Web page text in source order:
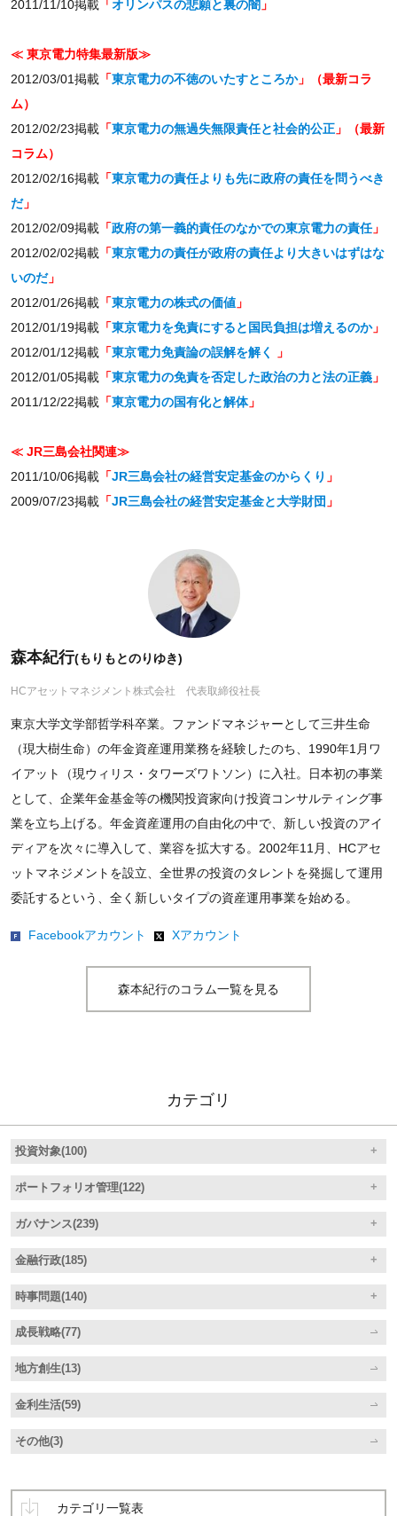
2011/11/10掲載「 オリンパスの悲願と裏の闇 」
≪ 東京電力特集最新版≫
2012/03/01掲載「東京電力の不徳のいたすところか」（最新コラ
ム）
2012/02/23掲載「東京電力の無過失無限責任と社会的公正」（最新
コラム）
2012/02/16掲載「東京電力の責任よりも先に政府の責任を問うべき
だ」
2012/02/09掲載「政府の第一義的責任のなかでの東京電力の責任」
2012/02/02掲載「東京電力の責任が政府の責任より大きいはずはな
いのだ」
2012/01/26掲載「東京電力の株式の価値」
2012/01/19掲載「東京電力を免責にすると国民負担は増えるのか」
2012/01/12掲載「東京電力免責論の誤解を解く
」
2012/01/05掲載「東京電力の免責を否定した政治の力と法の正義」
2011/12/22掲載「東京電力の国有化と解体」
≪ JR三島会社関連≫
2011/10/06掲載「JR三島会社の経営安定基金のからくり 」
2009/07/23掲載「JR三島会社の経営安定基金と大学財団 」
森本紀行(もりもとのりゆき)
HCアセットマネジメント株式会社 代表取締役社長
東京大学文学部哲学科卒業。ファンドマネジャーとして三井生命
（現大樹生命）の年金資産運用業務を経験したのち、1990年1月ワ
イアット（現ウィリス・タワーズワトソン）に入社。日本初の事業
として、企業年金基金等の機関投資家向け投資コンサルティング事
業を立ち上げる。年金資産運用の自由化の中で、新しい投資のアイ
ディアを次々に導入して、業容を拡大する。2002年11月、HCアセ
ットマネジメントを設立、全世界の投資のタレントを発掘して運用
委託するという、全く新しいタイプの資産運用事業を始める。
Facebookアカウント Xアカウント
森本紀行のコラム一覧を見る
カテゴリ
投資対象(100)
ポートフォリオ管理(122)
ガバナンス(239)
金融行政(185)
時事問題(140)
成長戦略(77)
地方創生(13)
金利生活(59)
その他(3)
カテゴリ一覧表